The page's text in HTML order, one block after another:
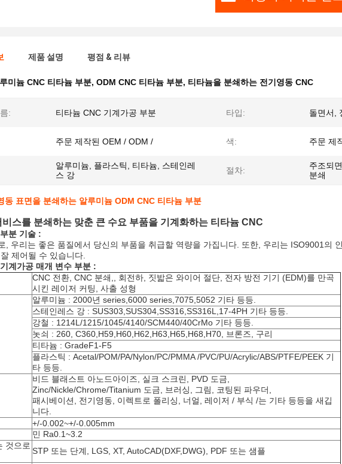
제품 설명 평점 & 리뷰
미늄 CNC 티타늄 부분, ODM CNC 티타늄 부분, 티타늄을 분쇄하는 전기영동 CNC
: 티타늄 CNC 기계가공 부분 타입: 돌면서,
주문 제작된 OEM / ODM / 색: 주문 제
알루미늄, 플라스틱, 티타늄, 스테인레
스 강
절차:
주조되
분쇄
동 표면을 분쇄하는 알루미늄 ODM CNC 티타늄 부분
스를 분쇄하는 맞춘 큰 수요 부품을 기계화하는 티타늄 CNC
분 기술 :
, 우리는 좋은 품질에서 당신의 부품을 취급할 역량을 가집니다. 또한, 우리는 ISO9001의
제어될 수 있습니다.
계가공 매개 변수 부분 :
CNC 전환, CNC 분쇄,, 회전하, 짓밟은 와이어 절단, 전자 방전 기기 (EDM)를 만곡
시킨 레이저 커팅, 사출 성형
알루미늄 : 2000년 series,6000 series,7075,5052 기타 등등.
스테인레스 강 : SUS303,SUS304,SS316,SS316L,17-4PH 기타 등등.
강철 : 1214L/1215/1045/4140/SCM440/40CrMo 기타 등등.
놋쇠 : 260, C360,H59,H60,H62,H63,H65,H68,H70, 브론즈, 구리
티타늄 : GradeF1-F5
플라스틱 : Acetal/POM/PA/Nylon/PC/PMMA /PVC/PU/Acrylic/ABS/PTFE/PEEK 기
타 등등.
비드 블래스트 아노드아이즈, 실크 스크린, PVD 도금,
Zinc/Nickle/Chrome/Titanium 도금, 브러싱, 그림, 코팅된 파우더,
패시베이션, 전기영동, 이렉트로 폴리싱, 너얼, 레이저 / 부식 /는 기타 등등을 새깁
니다.
+/-0.002~+/-0.005mm
민 Ra0.1~3.2
것으로
STP 또는 단계, LGS, XT, AutoCAD(DXF,DWG), PDF 또는 샘플